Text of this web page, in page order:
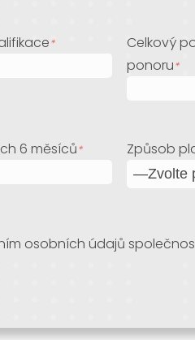
*
Celkový
ponoru*
6 měsíců* Způsob
osobních údajů